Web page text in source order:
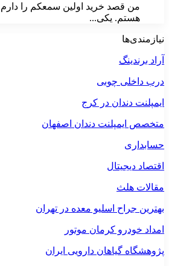
من قصد خرید اولین سمعکم را
هستم. یکی...
نیازمندی‌ها
آراد برندینگ
درب داخلی چوبی
ایمپلنت دندان در کرج
متخصص ایمپلنت دندان اصفهان
حسابداری
اقتصاد دیجیتال
مقالات هلث
بهترین جراح اسلیو معده در تهران
امداد خودرو کرمان موتور
پژوهشگاه گیاهان دارویی ایران